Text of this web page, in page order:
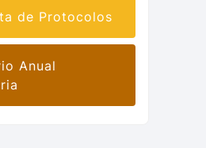
de Protocolos
Anual